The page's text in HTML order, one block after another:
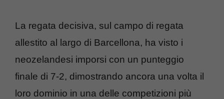
La regata decisiva, sul campo di regata
allestito al largo di Barcellona, ha visto i
neozelandesi imporsi con un punteggio
finale di 7-2, dimostrando ancora una volta il
loro dominio in una delle competizioni più